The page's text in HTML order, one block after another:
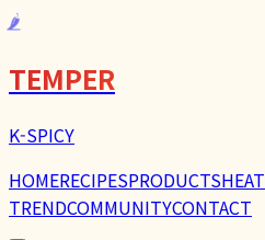
🌶️
TEMPER
K-SPICY
HOMERECIPESPRODUCTS
TRENDCOMMUNITYCONTACT